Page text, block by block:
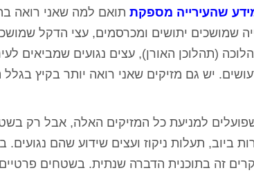
שהעירייה מספקת תואם למה שאני רואה
שמושכים יתושים ומכרסמים, עצי הדקל
(תהלוכן האורן), עצים נגועים שמביאים
יש גם מזיקים שאני רואה יותר בקיץ
למניעת כל המזיקים האלה, אבל רק
ביוב, תעלות ניקוז ועצים שידוע שהם
למוקד 106, ובחלק מהמקרים זה בתוכנית הדברה שנתית. בשטחים